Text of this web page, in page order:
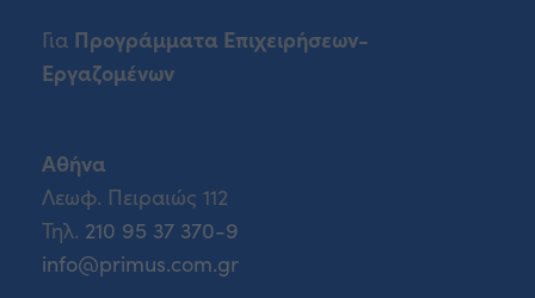
Για Προγράμματα Επιχειρήσεων-
Εργαζομένων
Αθήνα
Λεωφ. Πειραιώς 112
Τηλ. 210 95 37 370-9
info@primus.com.gr